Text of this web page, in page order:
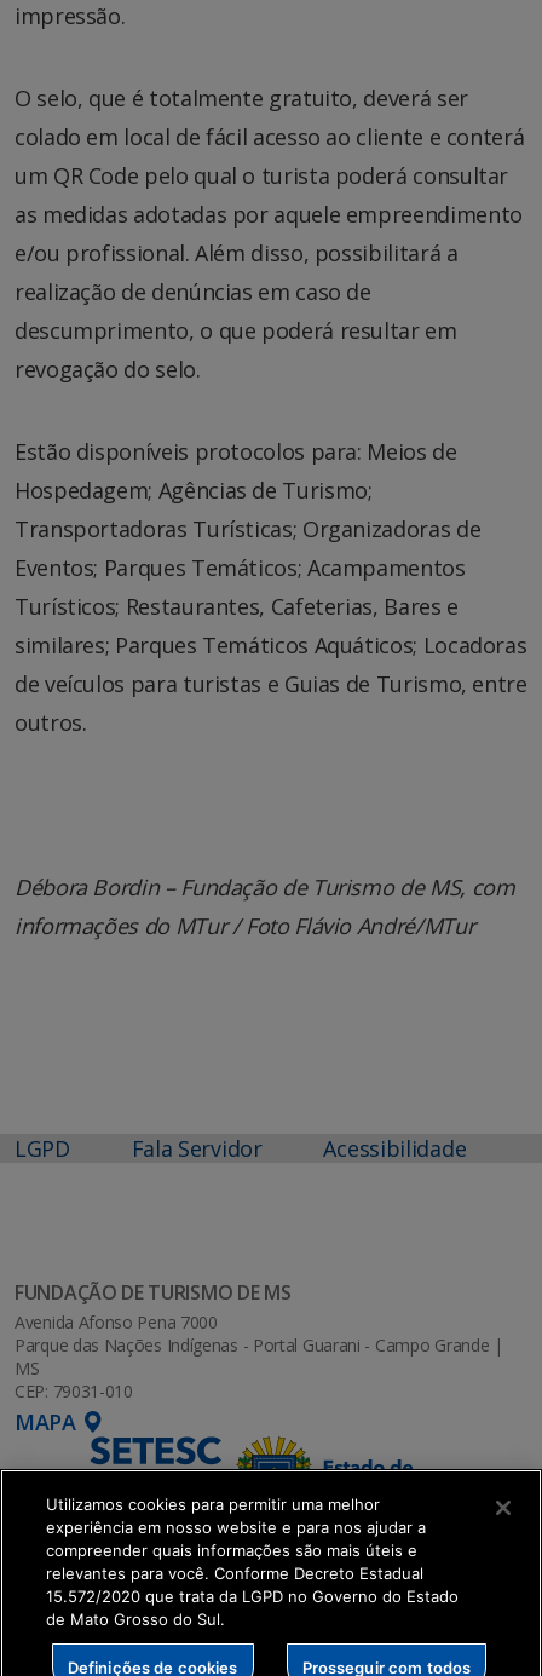
impressão.
O selo, que é totalmente gratuito, deverá ser
colado em local de fácil acesso ao cliente e conterá
um QR Code pelo qual o turista poderá consultar
as medidas adotadas por aquele empreendimento
e/ou profissional. Além disso, possibilitará a
realização de denúncias em caso de
descumprimento, o que poderá resultar em
revogação do selo.
Estão disponíveis protocolos para: Meios de
Hospedagem; Agências de Turismo;
Transportadoras Turísticas; Organizadoras de
Eventos; Parques Temáticos; Acampamentos
Turísticos; Restaurantes, Cafeterias, Bares e
similares; Parques Temáticos Aquáticos; Locadoras
de veículos para turistas e Guias de Turismo, entre
outros.
Débora Bordin – Fundação de Turismo de MS, com
informações do MTur / Foto Flávio André/MTur
LGPD Fala Servidor Acessibilidade
FUNDAÇÃO DE TURISMO DE MS
Avenida Afonso Pena 7000
Parque das Nações Indígenas - Portal Guarani - Campo Grande |
MS
CEP: 79031-010
MAPA
SETDIG | Secretaria-Executiva de Transformação
Utilizamos cookies para permitir uma melhor
experiência em nosso website e para nos ajudar a
compreender quais informações são mais úteis e
relevantes para você. Conforme Decreto Estadual
15.572/2020 que trata da LGPD no Governo do Estado
de Mato Grosso do Sul.
Definições de cookies Prosseguir com todos